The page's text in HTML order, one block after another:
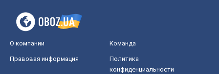
О компании Команда
Правовая информация
Политика
конфиденциальности